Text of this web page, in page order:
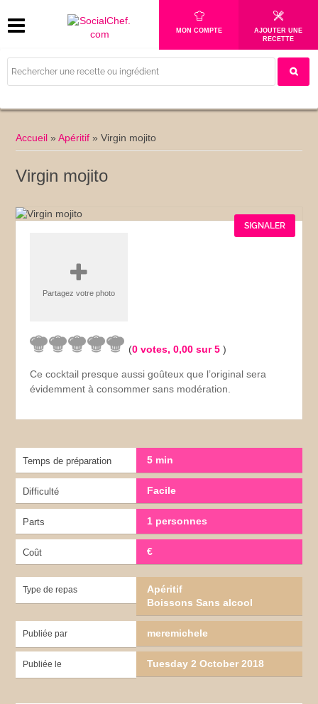
MON COMPTE
AJOUTER UNE
RECETTE
Accueil »Apéritif »Virgin mojito
Virgin mojito
SIGNALER
Partagez votre photo
(0 votes,0,00 sur 5)
Ce cocktail presque aussi goûteux que l’original sera
évidemment à consommer sans modération.
Temps de préparation 5 min
Difficulté Facile
Parts 1 personnes
Coût €
Type de repas
Apéritif
Boissons Sans alcool
Publiée par meremichele
Publiée le Tuesday 2 October 2018